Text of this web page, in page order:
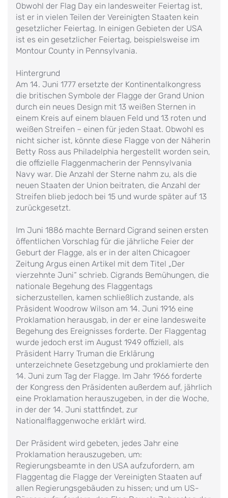
Obwohl der Flag Day ein landesweiter Feiertag ist,
ist er in vielen Teilen der Vereinigten Staaten kein
gesetzlicher Feiertag. In einigen Gebieten der USA
ist es ein gesetzlicher Feiertag, beispielsweise im
Montour County in Pennsylvania.
Hintergrund
Am 14. Juni 1777 ersetzte der Kontinentalkongress
die britischen Symbole der Flagge der Grand Union
durch ein neues Design mit 13 weißen Sternen in
einem Kreis auf einem blauen Feld und 13 roten und
weißen Streifen – einen für jeden Staat. Obwohl es
nicht sicher ist, könnte diese Flagge von der Näherin
Betty Ross aus Philadelphia hergestellt worden sein,
die offizielle Flaggenmacherin der Pennsylvania
Navy war. Die Anzahl der Sterne nahm zu, als die
neuen Staaten der Union beitraten, die Anzahl der
Streifen blieb jedoch bei 15 und wurde später auf 13
zurückgesetzt.
Im Juni 1886 machte Bernard Cigrand seinen ersten
öffentlichen Vorschlag für die jährliche Feier der
Geburt der Flagge, als er in der alten Chicagoer
Zeitung Argus einen Artikel mit dem Titel „Der
vierzehnte Juni“ schrieb. Cigrands Bemühungen, die
nationale Begehung des Flaggentags
sicherzustellen, kamen schließlich zustande, als
Präsident Woodrow Wilson am 14. Juni 1916 eine
Proklamation herausgab, in der er eine landesweite
Begehung des Ereignisses forderte. Der Flaggentag
wurde jedoch erst im August 1949 offiziell, als
Präsident Harry Truman die Erklärung
unterzeichnete Gesetzgebung und proklamierte den
14. Juni zum Tag der Flagge. Im Jahr 1966 forderte
der Kongress den Präsidenten außerdem auf, jährlich
eine Proklamation herauszugeben, in der die Woche,
in der der 14. Juni stattfindet, zur
Nationalflaggenwoche erklärt wird.
Der Präsident wird gebeten, jedes Jahr eine
Proklamation herauszugeben, um:
Regierungsbeamte in den USA aufzufordern, am
Flaggentag die Flagge der Vereinigten Staaten auf
allen Regierungsgebäuden zu hissen; und um US-